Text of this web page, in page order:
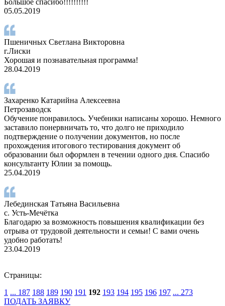
05.05.2019
Пшеничных Светлана Викторовна
г.Лиски
Хорошая и познавательная программа!
28.04.2019
Захаренко Катарийна Алексеевна
Петрозаводск
Обучение понравилось. Учебники написаны хорошо. Немного
заставило понервничать то, что долго не приходило
подтверждение о получении документов, но после
прохождения итогового тестирования документ об
образовании был оформлен в течении одного дня. Спасибо
консультанту Юлии за помощь.
25.04.2019
Лебединская Татьяна Васильевна
с. Усть-Мечётка
Благодарю за возможность повышения квалификации без
отрыва от трудовой деятельности и семьи! С вами очень
удобно работать!
23.04.2019
Страницы:
1 ... 187 188 189 190 191 192 193 194 195 196 197 ... 273
ПОДАТЬ ЗАЯВКУ